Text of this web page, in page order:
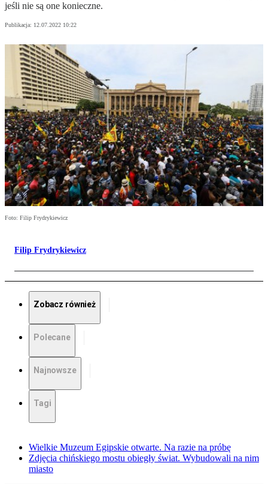
jeśli nie są one konieczne.
Publikacja: 12.07.2022 10:22
Foto: Filip Frydrykiewicz
Filip Frydrykiewicz
Zobacz również
Polecane
Najnowsze
Tagi
Wielkie Muzeum Egipskie otwarte. Na razie na próbę
Zdjęcia chińskiego mostu obiegły świat. Wybudowali na nim
miasto